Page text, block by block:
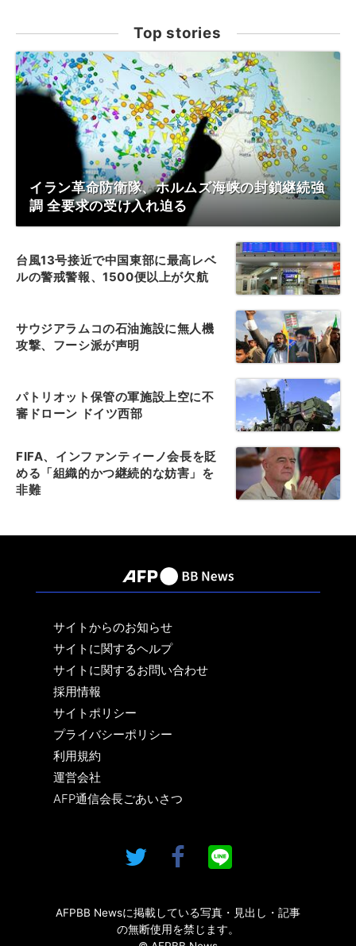
Top stories
イラン革命防衛隊、ホルムズ海峡の封鎖継続強
調 全要求の受け入れ迫る
台風13号接近で中国東部に最高レベ
ルの警戒警報、1500便以上が欠航
サウジアラムコの石油施設に無人機
攻撃、フーシ派が声明
パトリオット保管の軍施設上空に不
審ドローン ドイツ西部
FIFA、インファンティーノ会長を貶
める「組織的かつ継続的な妨害」を
非難
サイトからのお知らせ
サイトに関するヘルプ
サイトに関するお問い合わせ
採用情報
サイトポリシー
プライバシーポリシー
利用規約
運営会社
AFP通信会長ごあいさつ
AFPBB Newsに掲載している写真・見出し・記事
の無断使用を禁じます。